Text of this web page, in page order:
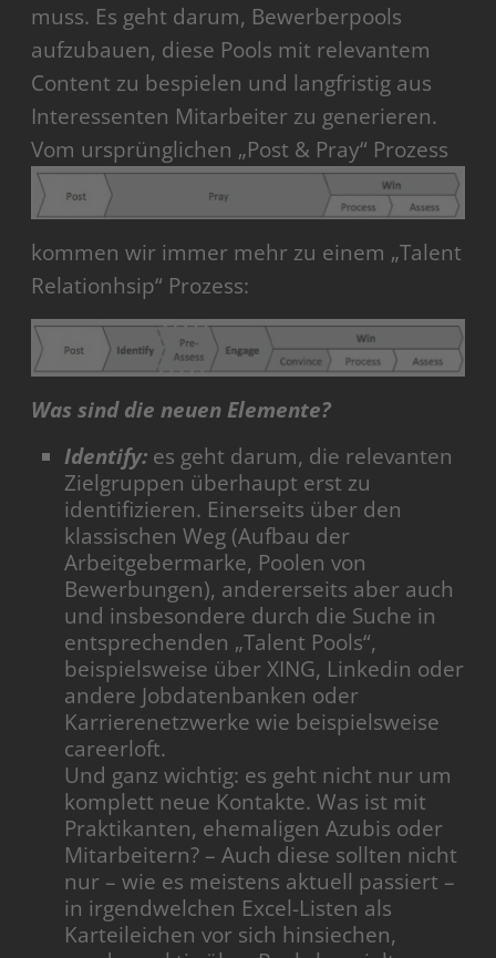
muss. Es geht darum, Bewerberpools
aufzubauen, diese Pools mit relevantem
Content zu bespielen und langfristig aus
Interessenten Mitarbeiter zu generieren.
Vom ursprünglichen „Post & Pray“ Prozess
kommen wir immer mehr zu einem „Talent
Relationhsip“ Prozess:
Was sind die neuen Elemente?
Identify: es geht darum, die relevanten
Zielgruppen überhaupt erst zu
identifizieren. Einerseits über den
klassischen Weg (Aufbau der
Arbeitgebermarke, Poolen von
Bewerbungen), andererseits aber auch
und insbesondere durch die Suche in
entsprechenden „Talent Pools“,
beispielsweise über XING, Linkedin oder
andere Jobdatenbanken oder
Karrierenetzwerke wie beispielsweise
careerloft.
Und ganz wichtig: es geht nicht nur um
komplett neue Kontakte. Was ist mit
Praktikanten, ehemaligen Azubis oder
Mitarbeitern? – Auch diese sollten nicht
nur – wie es meistens aktuell passiert –
in irgendwelchen Excel-Listen als
Karteileichen vor sich hinsiechen,